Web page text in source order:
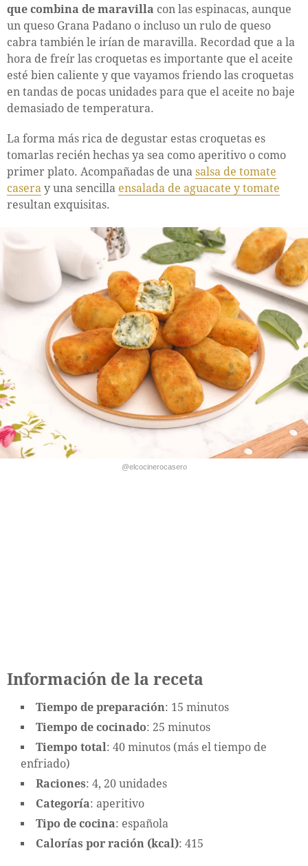
que combina de maravilla con las espinacas, aunque
un queso Grana Padano o incluso un rulo de queso
cabra también le irían de maravilla. Recordad que a la
hora de freír las croquetas es importante que el aceite
esté bien caliente y que vayamos friendo las croquetas
en tandas de pocas unidades para que el aceite no baje
demasiado de temperatura.
La forma más rica de degustar estas croquetas es
tomarlas recién hechas ya sea como aperitivo o como
primer plato. Acompañadas de una salsa de tomate
casera y una sencilla ensalada de aguacate y tomate
resultan exquisitas.
@elcocinerocasero
Información de la receta
Tiempo de preparación: 15 minutos
Tiempo de cocinado: 25 minutos
Tiempo total: 40 minutos (más el tiempo de
enfriado)
Raciones: 4, 20 unidades
Categoría: aperitivo
Tipo de cocina: española
Calorías por ración (kcal): 415